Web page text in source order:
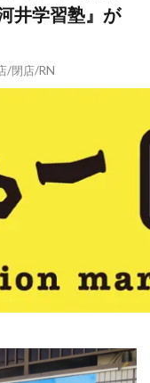
井学習塾』が
/閉店/RN